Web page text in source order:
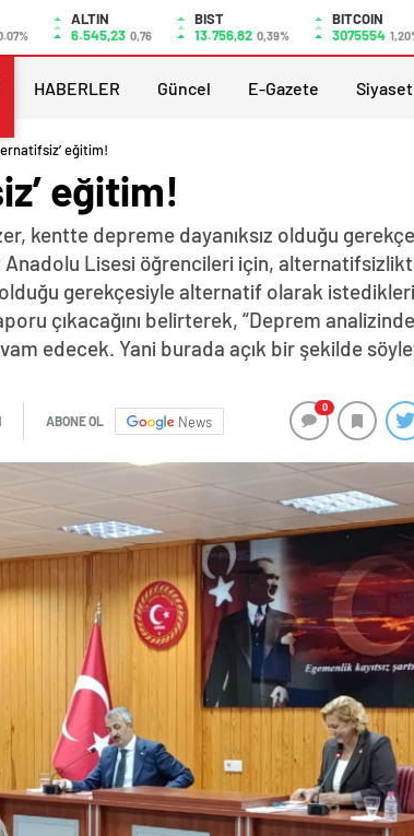
ALTIN
6.545,23 0,76
BIST
13.756,82 0,39%
BITCOIN
3075554
HABERLER Güncel E-Gazete Siyaset
eğitim!
eğitim!
kentte depreme dayanıksız olduğu
Anadolu Lisesi öğrencileri için,
gerekçesiyle alternatif olarak
çıkacağını belirterek, “Deprem
edecek. Yani burada açık bir şekilde
ABONE OL News
0